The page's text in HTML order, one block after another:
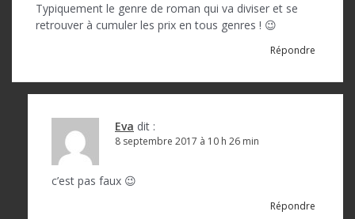
Typiquement le genre de roman qui va diviser et se
retrouver à cumuler les prix en tous genres ! 😉
Répondre
Eva dit :
8 septembre 2017 à 10 h 26 min
c’est pas faux 😉
Répondre